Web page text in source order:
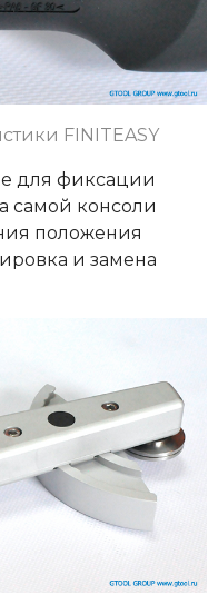
FINITEASY
для фиксации
самой консоли
положения
и замена